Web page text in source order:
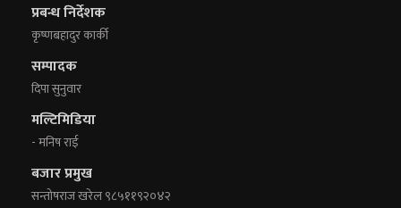
प्रबन्ध निर्देशक
कृष्णबहादुर कार्की
सम्पादक
दिपा सुनुवार
मल्टिमिडिया
- मनिष राई
बजार प्रमुख
सन्तोषराज खरेल ९८५११९२०४२